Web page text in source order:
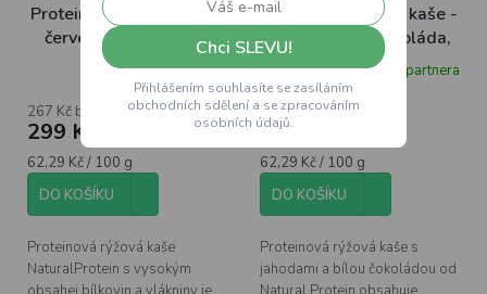
Proteinová rýžová kaše -
červené ovoce, 480g
Skladem u partnera
267 Kč bez DPH
299 Kč
Měrná
cena:
62,29 Kč / 100 g
DO KOŠÍKU
Proteinová rýžová kaše
NaturalProtein s vysokým
Proteinová rýžová kaše -
jahoda a bílá čokoláda,
480g
Skladem u partnera
267 Kč bez DPH
299 Kč
Měrná
cena:
62,29 Kč / 100 g
DO KOŠÍKU
Proteinová rýžová kaše s
jahodami a bílou čokoládou od
Chci SLEVU!
Přihlášením souhlasíte se zasíláním
obchodních sdělení a se zpracováním
osobních údajů.